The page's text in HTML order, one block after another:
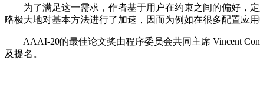
为了满足这一需求，作者基于用户在约束之间的偏好，定
略极大地对基本方法进行了加速，因而为例如在很多配置应
AAAI-20的最佳论文奖由程序委员会共同主席 Vincent
及提名。